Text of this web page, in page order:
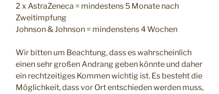
2 x AstraZeneca = mindestens 5 Monate nach
Zweitimpfung
Johnson & Johnson = mindenstens 4 Wochen
Wir bitten um Beachtung, dass es wahrscheinlich
einen sehr großen Andrang geben könnte und daher
ein rechtzeitiges Kommen wichtig ist. Es besteht die
Möglichkeit, dass vor Ort entschieden werden muss,